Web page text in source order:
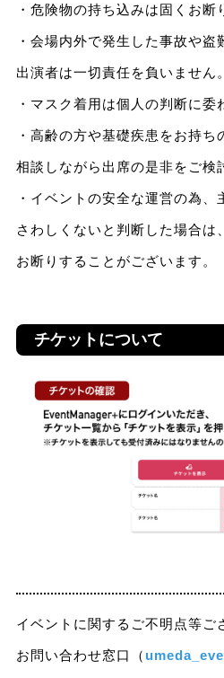
・危険物の持ち込みは固くお断
・会場内外で発生した事故や盗
出演者は一切責任を負いません。
・マスク着用は個人の判断に委
・高齢の方や基礎疾患をお持ち
相談しながら出席の是非をご検
・イベントの安全な運営の為
さわしくないと判断した場合は
お断りすることがございます。
チケットについて
イベントに関するご不明点等ご
お問い合わせ窓口（